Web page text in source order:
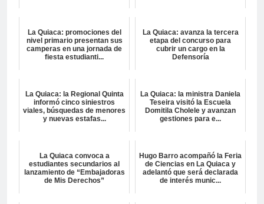
La Quiaca: promociones del
nivel primario presentan sus
camperas en una jornada de
fiesta estudianti...
La Quiaca: avanza la tercera
etapa del concurso para
cubrir un cargo en la
Defensoría
La Quiaca: la Regional Quinta
informó cinco siniestros
viales, búsquedas de menores
y nuevas estafas...
La Quiaca: la ministra Daniela
Teseira visitó la Escuela
Domitila Cholele y avanzan
gestiones para e...
La Quiaca convoca a
estudiantes secundarios al
lanzamiento de “Embajadoras
de Mis Derechos”
Hugo Barro acompañó la Feria
de Ciencias en La Quiaca y
adelantó que será declarada
de interés munic...